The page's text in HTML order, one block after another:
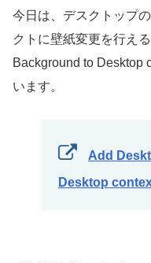
今日は、デスクトップ
クトに壁紙変更を行え
Background to Desktop
います。
Add
Desktop